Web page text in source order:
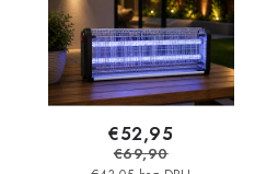
€52,95
€69,90